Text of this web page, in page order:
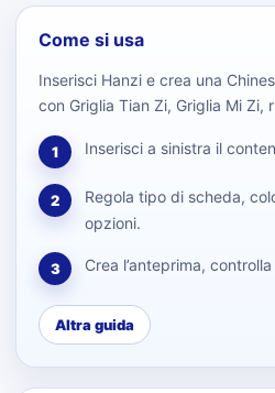
Come si usa
Inserisci Hanzi e crea una
con Griglia Tian Zi, Griglia Mi Zi,
1 Inserisci a sinistra il
2
Regola tipo di scheda,
opzioni.
3 Crea l’anteprima,
Altra guida